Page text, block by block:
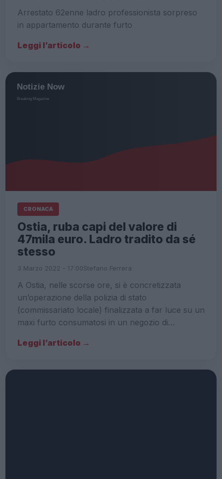
Arrestato 62enne ladro professionista sorpreso
in appartamento durante furto
Leggi l’articolo →
CRONACA
Ostia, ruba capi del valore di
47mila euro. Ladro tradito da sé
stesso
3 Marzo 2022 - 17:00Stefano Ferrera
A Ostia, nelle scorse ore, si è concretizzata
un’operazione della polizia di stato
(commissariato locale) finalizzata a far luce su un
maxi furto consumatosi in un negozio di…
Leggi l’articolo →